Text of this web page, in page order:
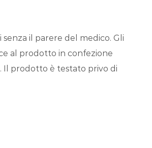
il parere del medico. Gli
al prodotto in confezione
Il prodotto è testato privo di